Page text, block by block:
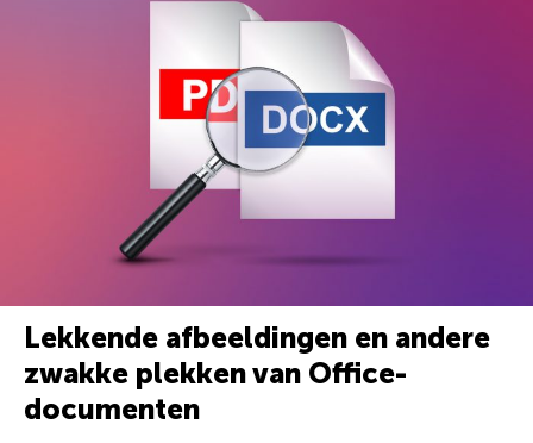
Lekkende afbeeldingen en andere
zwakke plekken van Office-
documenten